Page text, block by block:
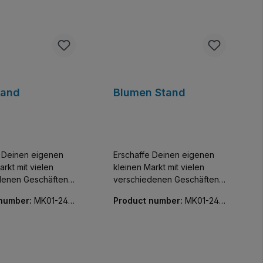
eigenen
mit vielen
Geschäften
Cervelat vom Grill.
MK01-240
Blumen Stand
Erschaffe Deinen eigenen
kleinen Markt mit vielen
verschiedenen Geschäften
die Liebste. Enthält eine
Product number: MK01-240